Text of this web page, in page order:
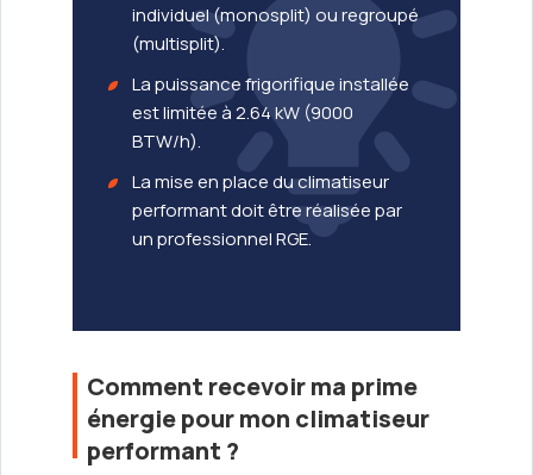
individuel (monosplit) ou regroupé
(multisplit).
La puissance frigorifique installée
est limitée à 2.64 kW (9000
BTW/h).
La mise en place du climatiseur
performant doit être réalisée par
un professionnel RGE.
Comment recevoir ma prime
énergie pour mon climatiseur
performant ?